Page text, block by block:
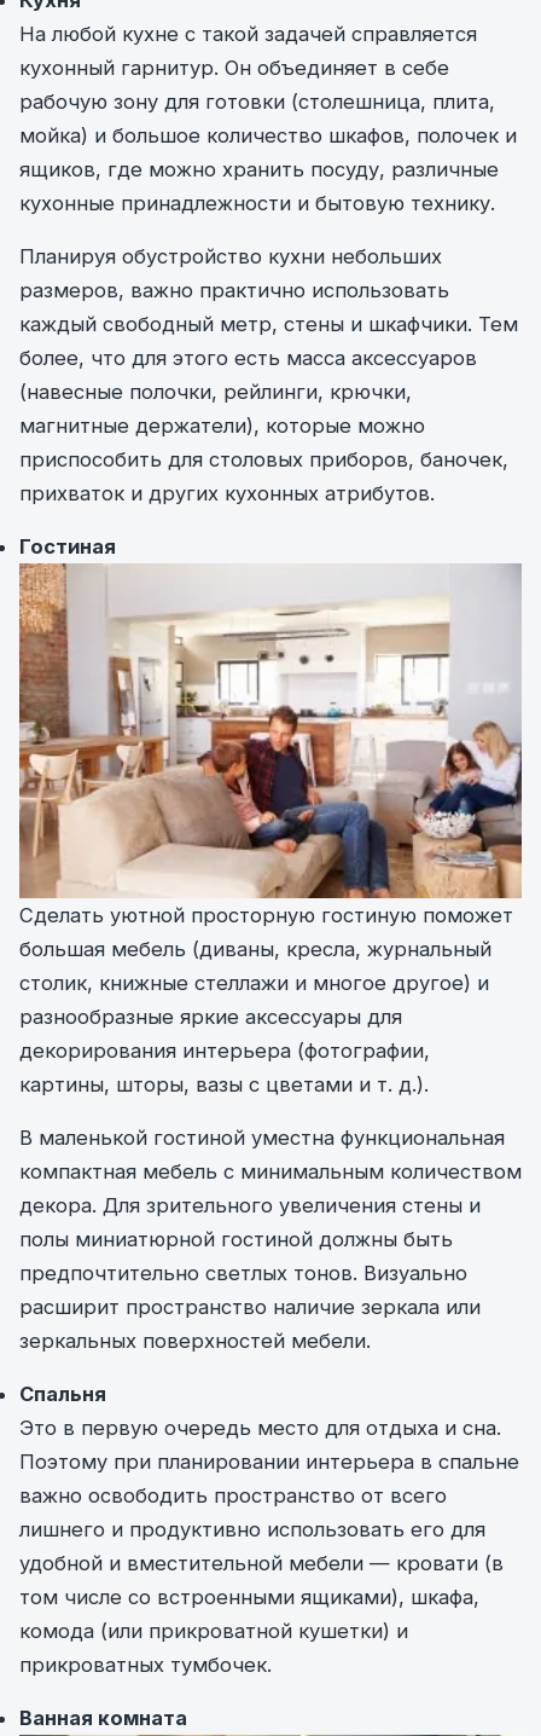
На любой кухне с такой задачей справляется
кухонный гарнитур. Он объединяет в себе
рабочую зону для готовки (столешница, плита,
мойка) и большое количество шкафов, полочек и
ящиков, где можно хранить посуду, различные
кухонные принадлежности и бытовую технику.
Планируя обустройство кухни небольших
размеров, важно практично использовать
каждый свободный метр, стены и шкафчики. Тем
более, что для этого есть масса аксессуаров
(навесные полочки, рейлинги, крючки,
магнитные держатели), которые можно
приспособить для столовых приборов, баночек,
прихваток и других кухонных атрибутов.
Гостиная
Сделать уютной просторную гостиную поможет
большая мебель (диваны, кресла, журнальный
столик, книжные стеллажи и многое другое) и
разнообразные яркие аксессуары для
декорирования интерьера (фотографии,
картины, шторы, вазы с цветами и т. д.).
В маленькой гостиной уместна функциональная
компактная мебель с минимальным количеством
декора. Для зрительного увеличения стены и
полы миниатюрной гостиной должны быть
предпочтительно светлых тонов. Визуально
расширит пространство наличие зеркала или
зеркальных поверхностей мебели.
Спальня
Это в первую очередь место для отдыха и сна.
Поэтому при планировании интерьера в спальне
важно освободить пространство от всего
лишнего и продуктивно использовать его для
удобной и вместительной мебели — кровати (в
том числе со встроенными ящиками), шкафа,
комода (или прикроватной кушетки) и
прикроватных тумбочек.
Ванная комната